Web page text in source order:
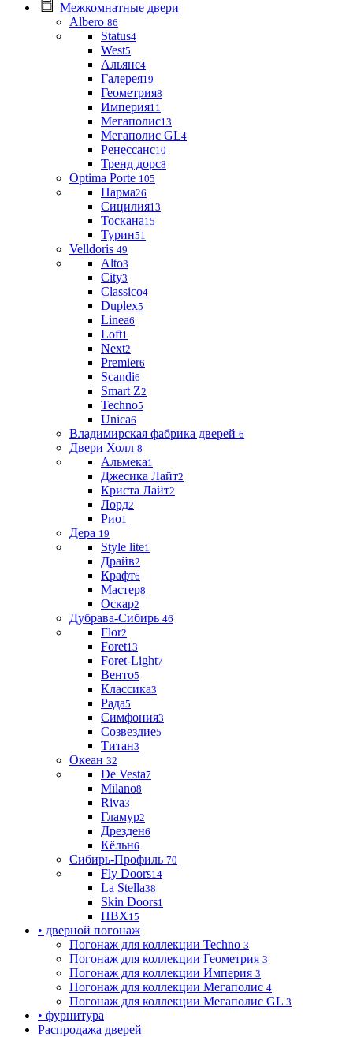
Межкомнатные двери
Albero 86
Status4
West5
Альянс4
Галерея19
Геометрия8
Империя11
Мегаполис13
Мегаполис GL4
Ренессанс10
Тренд дорс8
Optima Porte 105
Парма26
Сицилия13
Тоскана15
Турин51
Velldoris 49
Alto3
City3
Classico4
Duplex5
Linea6
Loft1
Next2
Premier6
Scandi6
Smart Z2
Techno5
Unica6
Владимирская фабрика дверей 6
Двери Холл 8
Альмека1
Джесика Лайт2
Криста Лайт2
Лорд2
Рио1
Дера 19
Style lite1
Драйв2
Крафт6
Мастер8
Оскар2
Дубрава-Сибирь 46
Flor2
Foret13
Foret-Light7
Венто5
Классика3
Рада5
Симфония3
Созвездие5
Титан3
Океан 32
De Vesta7
Milano8
Riva3
Гламур2
Дрезден6
Кёльн6
Сибирь-Профиль 70
Fly Doors14
La Stella38
Skin Doors1
ПВХ15
• дверной погонаж
Погонаж для коллекции Techno 3
Погонаж для коллекции Геометрия 3
Погонаж для коллекции Империя 3
Погонаж для коллекции Мегаполис 4
Погонаж для коллекции Мегаполис GL 3
• фурнитура
Распродажа дверей